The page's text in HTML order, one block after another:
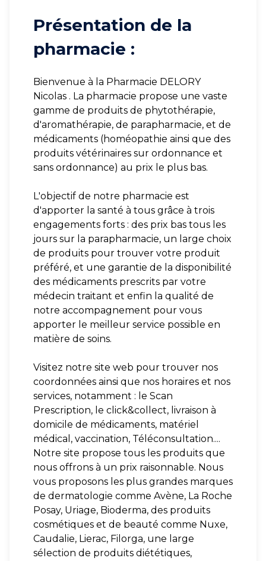
Présentation de la
pharmacie :
Bienvenue à la Pharmacie DELORY
Nicolas . La pharmacie propose une vaste
gamme de produits de phytothérapie,
d'aromathérapie, de parapharmacie, et de
médicaments (homéopathie ainsi que des
produits vétérinaires sur ordonnance et
sans ordonnance) au prix le plus bas.
L'objectif de notre pharmacie est
d'apporter la santé à tous grâce à trois
engagements forts : des prix bas tous les
jours sur la parapharmacie, un large choix
de produits pour trouver votre produit
préféré, et une garantie de la disponibilité
des médicaments prescrits par votre
médecin traitant et enfin la qualité de
notre accompagnement pour vous
apporter le meilleur service possible en
matière de soins.
Visitez notre site web pour trouver nos
coordonnées ainsi que nos horaires et nos
services, notamment : le Scan
Prescription, le click&collect, livraison à
domicile de médicaments, matériel
médical, vaccination, Téléconsultation....
Notre site propose tous les produits que
nous offrons à un prix raisonnable. Nous
vous proposons les plus grandes marques
de dermatologie comme Avène, La Roche
Posay, Uriage, Bioderma, des produits
cosmétiques et de beauté comme Nuxe,
Caudalie, Lierac, Filorga, une large
sélection de produits diététiques,